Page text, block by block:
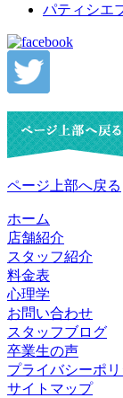
パティシエ
ページ上部へ戻る
ホーム
店舗紹介
スタッフ紹介
料金表
心理学
お問い合わせ
スタッフブログ
卒業生の声
プライバシーポ
サイトマップ